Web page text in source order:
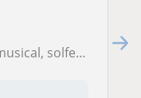
a la música